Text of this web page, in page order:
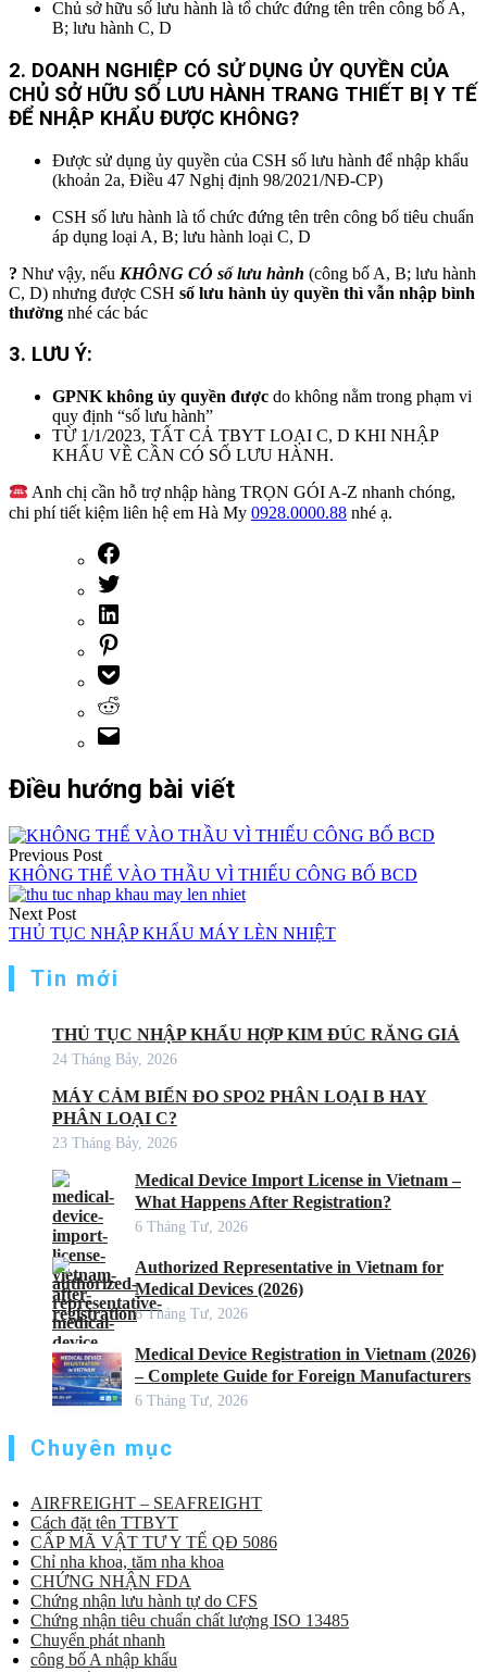
Chủ sở hữu số lưu hành là tổ chức đứng tên trên công bố A,
B; lưu hành C, D
2. DOANH NGHIỆP CÓ SỬ DỤNG ỦY QUYỀN CỦA
CHỦ SỞ HỮU SỐ LƯU HÀNH TRANG THIẾT BỊ Y TẾ
ĐỂ NHẬP KHẨU ĐƯỢC KHÔNG?
Được sử dụng ủy quyền của CSH số lưu hành để nhập khẩu
(khoản 2a, Điều 47 Nghị định 98/2021/NĐ-CP)
CSH số lưu hành là tổ chức đứng tên trên công bố tiêu chuẩn
áp dụng loại A, B; lưu hành loại C, D
? Như vậy, nếu KHÔNG CÓ số lưu hành (công bố A, B; lưu hành
C, D) nhưng được CSH số lưu hành ủy quyền thì vẫn nhập bình
thường nhé các bác
3. LƯU Ý:
GPNK không ủy quyền được do không nằm trong phạm vi
quy định “số lưu hành”
TỪ 1/1/2023, TẤT CẢ TBYT LOẠI C, D KHI NHẬP
KHẨU VỀ CẦN CÓ SỐ LƯU HÀNH.
Anh chị cần hỗ trợ nhập hàng TRỌN GÓI A-Z nhanh chóng,
chi phí tiết kiệm liên hệ em Hà My 0928.0000.88 nhé ạ.
Điều hướng bài viết
Previous Post
KHÔNG THỂ VÀO THẦU VÌ THIẾU CÔNG BỐ BCD
Next Post
THỦ TỤC NHẬP KHẨU MÁY LÈN NHIỆT
Tin mới
THỦ TỤC NHẬP KHẨU HỢP KIM ĐÚC RĂNG GIẢ
24 Tháng Bảy, 2026
MÁY CẢM BIẾN ĐO SPO2 PHÂN LOẠI B HAY
PHÂN LOẠI C?
23 Tháng Bảy, 2026
Medical Device Import License in Vietnam –
What Happens After Registration?
6 Tháng Tư, 2026
Authorized Representative in Vietnam for
Medical Devices (2026)
6 Tháng Tư, 2026
Medical Device Registration in Vietnam (2026)
– Complete Guide for Foreign Manufacturers
6 Tháng Tư, 2026
Chuyên mục
AIRFREIGHT – SEAFREIGHT
Cách đặt tên TTBYT
CẤP MÃ VẬT TƯ Y TẾ QĐ 5086
Chỉ nha khoa, tăm nha khoa
CHỨNG NHẬN FDA
Chứng nhận lưu hành tự do CFS
Chứng nhận tiêu chuẩn chất lượng ISO 13485
Chuyển phát nhanh
công bố A nhập khẩu